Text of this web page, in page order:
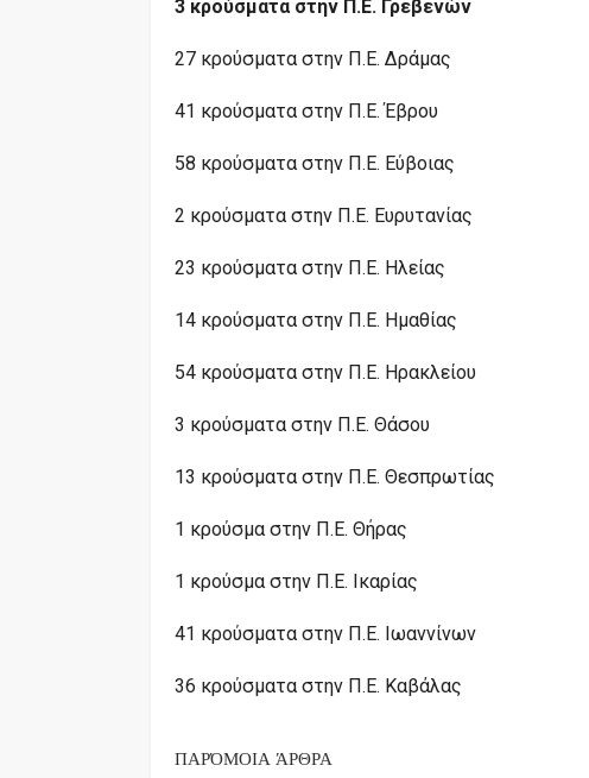
3 κρούσματα στην Π.Ε. Γρεβενών
27 κρούσματα στην Π.Ε. Δράμας
41 κρούσματα στην Π.Ε. Έβρου
58 κρούσματα στην Π.Ε. Εύβοιας
2 κρούσματα στην Π.Ε. Ευρυτανίας
23 κρούσματα στην Π.Ε. Ηλείας
14 κρούσματα στην Π.Ε. Ημαθίας
54 κρούσματα στην Π.Ε. Ηρακλείου
3 κρούσματα στην Π.Ε. Θάσου
13 κρούσματα στην Π.Ε. Θεσπρωτίας
1 κρούσμα στην Π.Ε. Θήρας
1 κρούσμα στην Π.Ε. Ικαρίας
41 κρούσματα στην Π.Ε. Ιωαννίνων
36 κρούσματα στην Π.Ε. Καβάλας
ΠΑΡΌΜΟΙΑ ΆΡΘΡΑ